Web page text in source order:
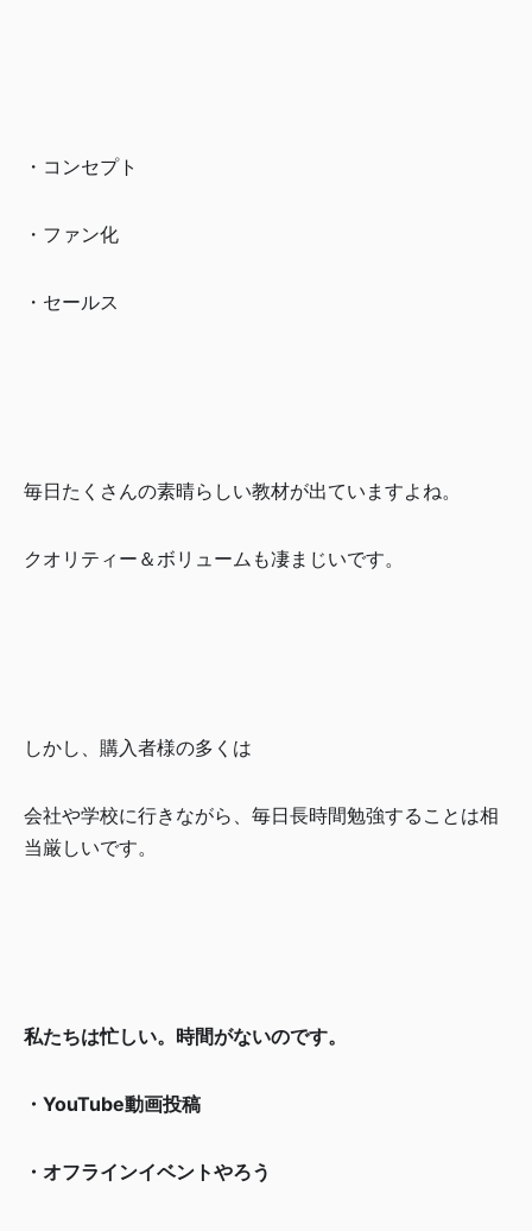
・コンセプト
・ファン化
・セールス
毎日たくさんの素晴らしい教材が出ていますよね。
クオリティー＆ボリュームも凄まじいです。
しかし、購入者様の多くは
会社や学校に行きながら、毎日長時間勉強することは相
当厳しいです。
私たちは忙しい。時間がないのです。
・YouTube動画投稿
・オフラインイベントやろう